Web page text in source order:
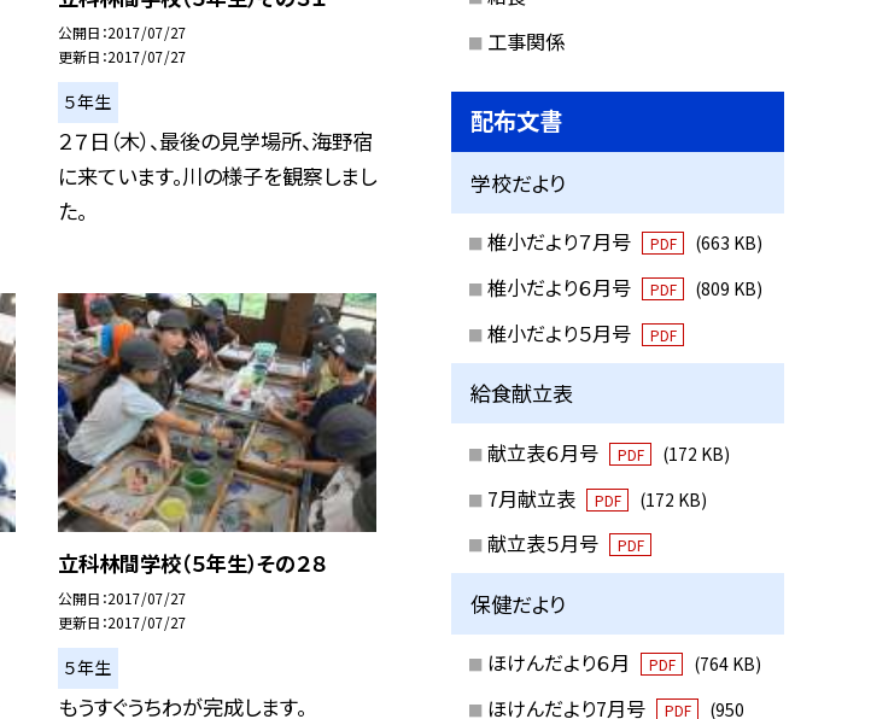
公開日 2017/07/27
更新日 2017/07/27
５年生
２７日（木）、最後の見学場所、海野宿
に来ています。川の様子を観察しまし
た。
立科林間学校（５年生）その２８
公開日 2017/07/27
更新日 2017/07/27
５年生
もうすぐうちわが完成します。
工事関係
配布文書
学校だより
椎小だより７月号 PDF (663 KB)
椎小だより６月号 PDF (809 KB)
椎小だより５月号 PDF
給食献立表
献立表６月号 PDF (172 KB)
7月献立表 PDF (172 KB)
献立表５月号 PDF
保健だより
ほけんだより６月 PDF (764 KB)
ほけんだより7月号 PDF
(950